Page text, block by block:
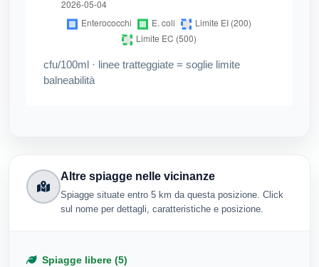
cfu/100ml · linee tratteggiate = soglie limite
balneabilità
Altre spiagge nelle vicinanze
Spiagge situate entro 5 km da questa posizione. Click
sul nome per dettagli, caratteristiche e posizione.
Spiagge libere (5)